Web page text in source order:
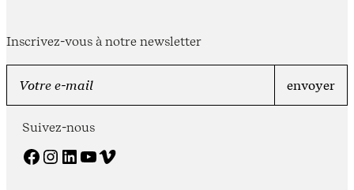
Inscrivez-vous à notre newsletter
Suivez-nous
Facebook Instagram LinkedIn YouTube Vimeo